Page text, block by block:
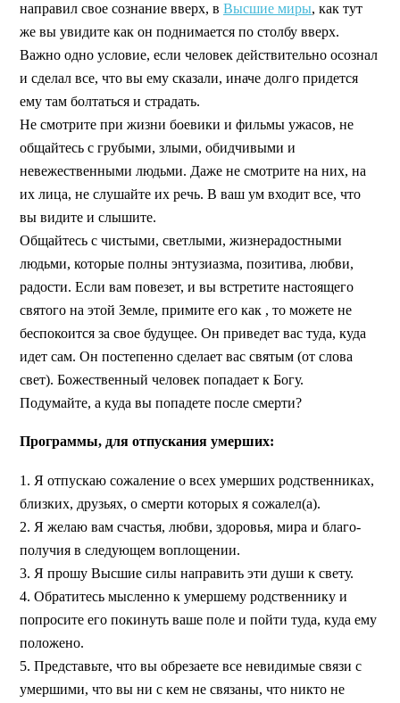
направил свое сознание вверх, в Высшие миры, как тут
же вы увидите как он поднимается по столбу вверх.
Важно одно условие, если человек действительно осознал
и сделал все, что вы ему сказали, иначе долго придется
ему там болтаться и страдать.
Не смотрите при жизни боевики и фильмы ужасов, не
общайтесь с грубыми, злыми, обидчивыми и
невежественными людьми. Даже не смотрите на них, на
их лица, не слушайте их речь. В ваш ум входит все, что
вы видите и слышите.
Общайтесь с чистыми, светлыми, жизнерадостными
людьми, которые полны энтузиазма, позитива, любви,
радости. Если вам повезет, и вы встретите настоящего
святого на этой Земле, примите его как , то можете не
беспокоится за свое будущее. Он приведет вас туда, куда
идет сам. Он постепенно сделает вас святым (от слова
свет). Божественный человек попадает к Богу.
Подумайте, а куда вы попадете после смерти?
Программы, для отпускания умерших:
1. Я отпускаю сожаление о всех умерших родственниках,
близких, друзьях, о смерти которых я сожалел(а).
2. Я желаю вам счастья, любви, здоровья, мира и благо-
получия в следующем воплощении.
3. Я прошу Высшие силы направить эти души к свету.
4. Обратитесь мысленно к умершему родственнику и
попросите его покинуть ваше поле и пойти туда, куда ему
положено.
5. Представьте, что вы обрезаете все невидимые связи с
умершими, что вы ни с кем не связаны, что никто не